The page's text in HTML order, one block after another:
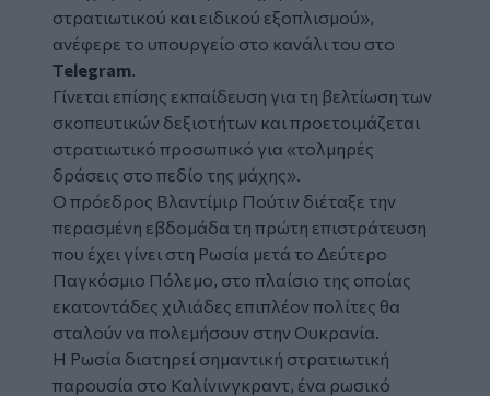
στρατιωτικού και ειδικού εξοπλισμού»,
ανέφερε το υπουργείο στο κανάλι του στο
Telegram.
Γίνεται επίσης εκπαίδευση για τη βελτίωση των
σκοπευτικών δεξιοτήτων και προετοιμάζεται
στρατιωτικό προσωπικό για «τολμηρές
δράσεις στο πεδίο της μάχης».
Ο πρόεδρος Βλαντίμιρ Πούτιν διέταξε την
περασμένη εβδομάδα τη πρώτη επιστράτευση
που έχει γίνει στη Ρωσία μετά το Δεύτερο
Παγκόσμιο Πόλεμο, στο πλαίσιο της οποίας
εκατοντάδες χιλιάδες επιπλέον πολίτες θα
σταλούν να πολεμήσουν στην Ουκρανία.
Η Ρωσία διατηρεί σημαντική στρατιωτική
παρουσία στο Καλίνινγκραντ, ένα ρωσικό